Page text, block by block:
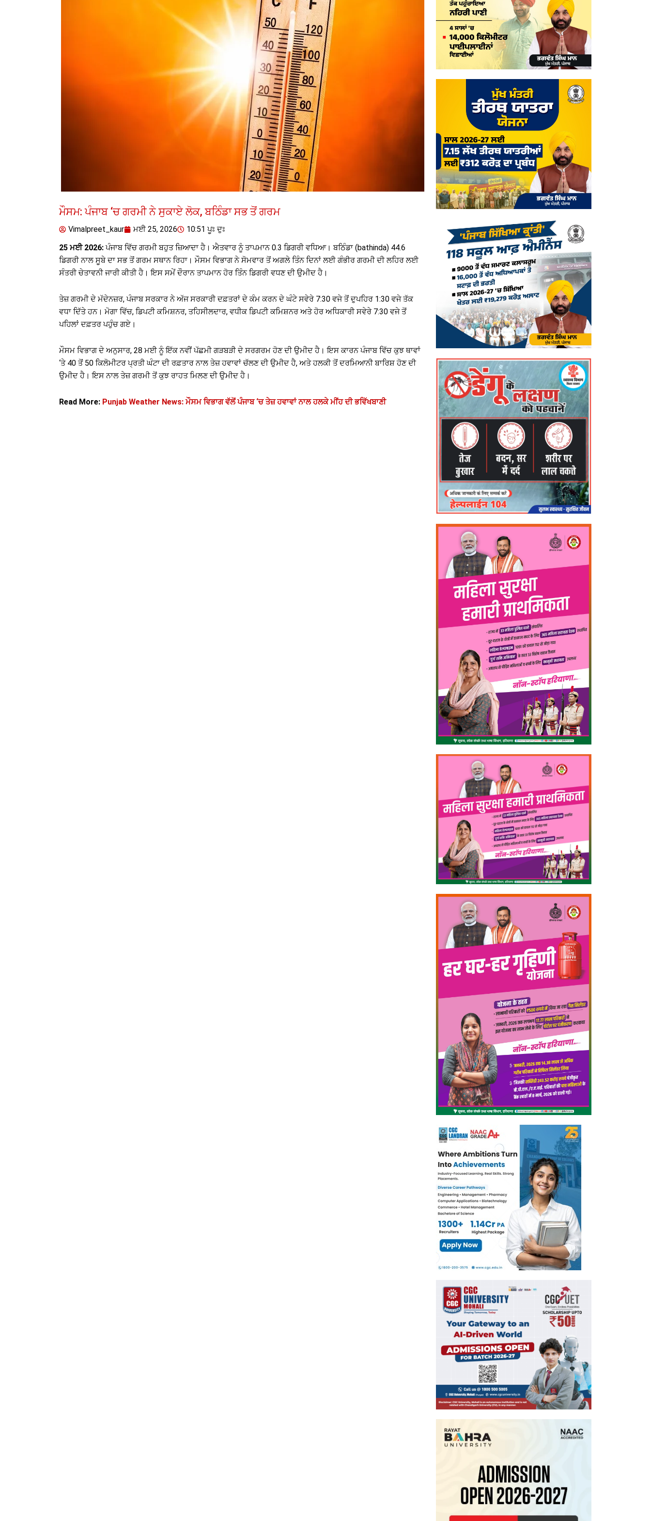
ਮੌਸਮ: ਪੰਜਾਬ ‘ਚ ਗਰਮੀ ਨੇ ਸੁਕਾਏ ਲੋਕ, ਬਠਿੰਡਾ ਸਭ ਤੋਂ ਗਰਮ
Vimalpreet_kaur ਮਈ 25, 2026
10:51 ਪੂਃ ਦੁਃ
25 ਮਈ 2026:ਪੰਜਾਬ ਵਿੱਚ ਗਰਮੀ ਬਹੁਤ ਜ਼ਿਆਦਾ ਹੈ। ਐਤਵਾਰ ਨੂੰ ਤਾਪਮਾਨ 0.3 ਡਿਗਰੀ ਵਧਿਆ। ਬਠਿੰਡਾ (bathinda) 44.6
ਡਿਗਰੀ ਨਾਲ ਸੂਬੇ ਦਾ ਸਭ ਤੋਂ ਗਰਮ ਸਥਾਨ ਰਿਹਾ। ਮੌਸਮ ਵਿਭਾਗ ਨੇ ਸੋਮਵਾਰ ਤੋਂ ਅਗਲੇ ਤਿੰਨ ਦਿਨਾਂ ਲਈ ਗੰਭੀਰ ਗਰਮੀ ਦੀ ਲਹਿਰ ਲਈ
ਸੰਤਰੀ ਚੇਤਾਵਨੀ ਜਾਰੀ ਕੀਤੀ ਹੈ। ਇਸ ਸਮੇਂ ਦੌਰਾਨ ਤਾਪਮਾਨ ਹੋਰ ਤਿੰਨ ਡਿਗਰੀ ਵਧਣ ਦੀ ਉਮੀਦ ਹੈ।
ਤੇਜ਼ ਗਰਮੀ ਦੇ ਮੱਦੇਨਜ਼ਰ, ਪੰਜਾਬ ਸਰਕਾਰ ਨੇ ਅੱਜ ਸਰਕਾਰੀ ਦਫ਼ਤਰਾਂ ਦੇ ਕੰਮ ਕਰਨ ਦੇ ਘੰਟੇ ਸਵੇਰੇ 7:30 ਵਜੇ ਤੋਂ ਦੁਪਹਿਰ 1:30 ਵਜੇ ਤੱਕ
ਵਧਾ ਦਿੱਤੇ ਹਨ। ਮੋਗਾ ਵਿੱਚ, ਡਿਪਟੀ ਕਮਿਸ਼ਨਰ, ਤਹਿਸੀਲਦਾਰ, ਵਧੀਕ ਡਿਪਟੀ ਕਮਿਸ਼ਨਰ ਅਤੇ ਹੋਰ ਅਧਿਕਾਰੀ ਸਵੇਰੇ 7:30 ਵਜੇ ਤੋਂ
ਪਹਿਲਾਂ ਦਫ਼ਤਰ ਪਹੁੰਚ ਗਏ।
ਮੌਸਮ ਵਿਭਾਗ ਦੇ ਅਨੁਸਾਰ, 28 ਮਈ ਨੂੰ ਇੱਕ ਨਵੀਂ ਪੱਛਮੀ ਗੜਬੜੀ ਦੇ ਸਰਗਰਮ ਹੋਣ ਦੀ ਉਮੀਦ ਹੈ। ਇਸ ਕਾਰਨ ਪੰਜਾਬ ਵਿੱਚ ਕੁਝ ਥਾਵਾਂ
‘ਤੇ 40 ਤੋਂ 50 ਕਿਲੋਮੀਟਰ ਪ੍ਰਤੀ ਘੰਟਾ ਦੀ ਰਫ਼ਤਾਰ ਨਾਲ ਤੇਜ਼ ਹਵਾਵਾਂ ਚੱਲਣ ਦੀ ਉਮੀਦ ਹੈ, ਅਤੇ ਹਲਕੀ ਤੋਂ ਦਰਮਿਆਨੀ ਬਾਰਿਸ਼ ਹੋਣ ਦੀ
ਉਮੀਦ ਹੈ। ਇਸ ਨਾਲ ਤੇਜ਼ ਗਰਮੀ ਤੋਂ ਕੁਝ ਰਾਹਤ ਮਿਲਣ ਦੀ ਉਮੀਦ ਹੈ।
Read More: Punjab Weather News: ਮੌਸਮ ਵਿਭਾਗ ਵੱਲੋਂ ਪੰਜਾਬ ‘ਚ ਤੇਜ਼ ਹਵਾਵਾਂ ਨਾਲ ਹਲਕੇ ਮੀਂਹ ਦੀ ਭਵਿੱਖਬਾਣੀ